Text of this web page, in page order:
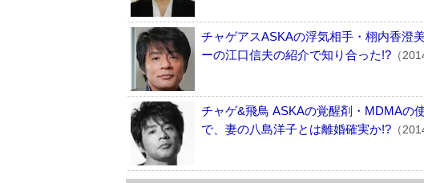
チャゲアスASKAの浮気相手・栩内香澄
ーの江口信夫の紹介で知り合った!? （
チャゲ&飛鳥 ASKAの覚醒剤・MDMAの
で、妻の八島洋子とは離婚確実か!? （